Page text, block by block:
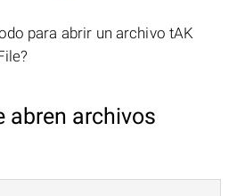
para abrir un archivo tAK
abren archivos